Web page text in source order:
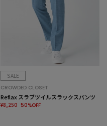
SALE
CROWDED CLOSET
Reflax スラブツイルスラックスパンツ
¥8,250 50%OFF